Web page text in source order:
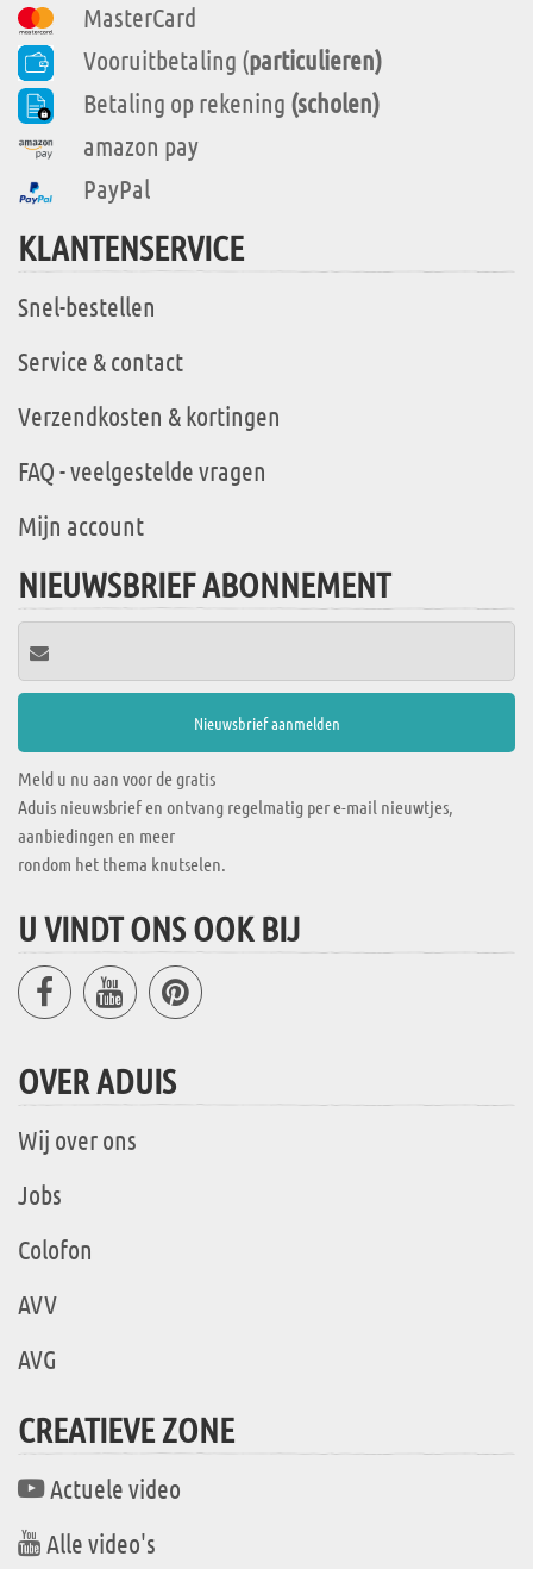
MasterCard
Vooruitbetaling (particulieren)
Betaling op rekening (scholen)
amazon pay
PayPal
KLANTENSERVICE
Snel-bestellen
Service & contact
Verzendkosten & kortingen
FAQ - veelgestelde vragen
Mijn account
NIEUWSBRIEF ABONNEMENT
Meld u nu aan voor de gratis
Aduis nieuwsbrief en ontvang regelmatig per e-mail nieuwtjes,
aanbiedingen en meer
rondom het thema knutselen.
U VINDT ONS OOK BIJ
OVER ADUIS
Wij over ons
Jobs
Colofon
AVV
AVG
CREATIEVE ZONE
Actuele video
Alle video's